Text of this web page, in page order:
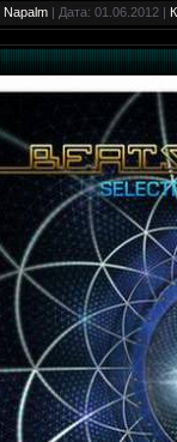
Napalm | Дата: 01.06.2012 |